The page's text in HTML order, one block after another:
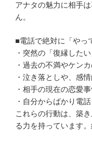
アナタの魅力に相手
ん。
■電話で絶対に「やっ
・突然の「復縁した
・過去の不満やケン
・泣き落としや、感
・相手の現在の恋愛
・自分からばかり電
これらの行動は、築
る力を持っています